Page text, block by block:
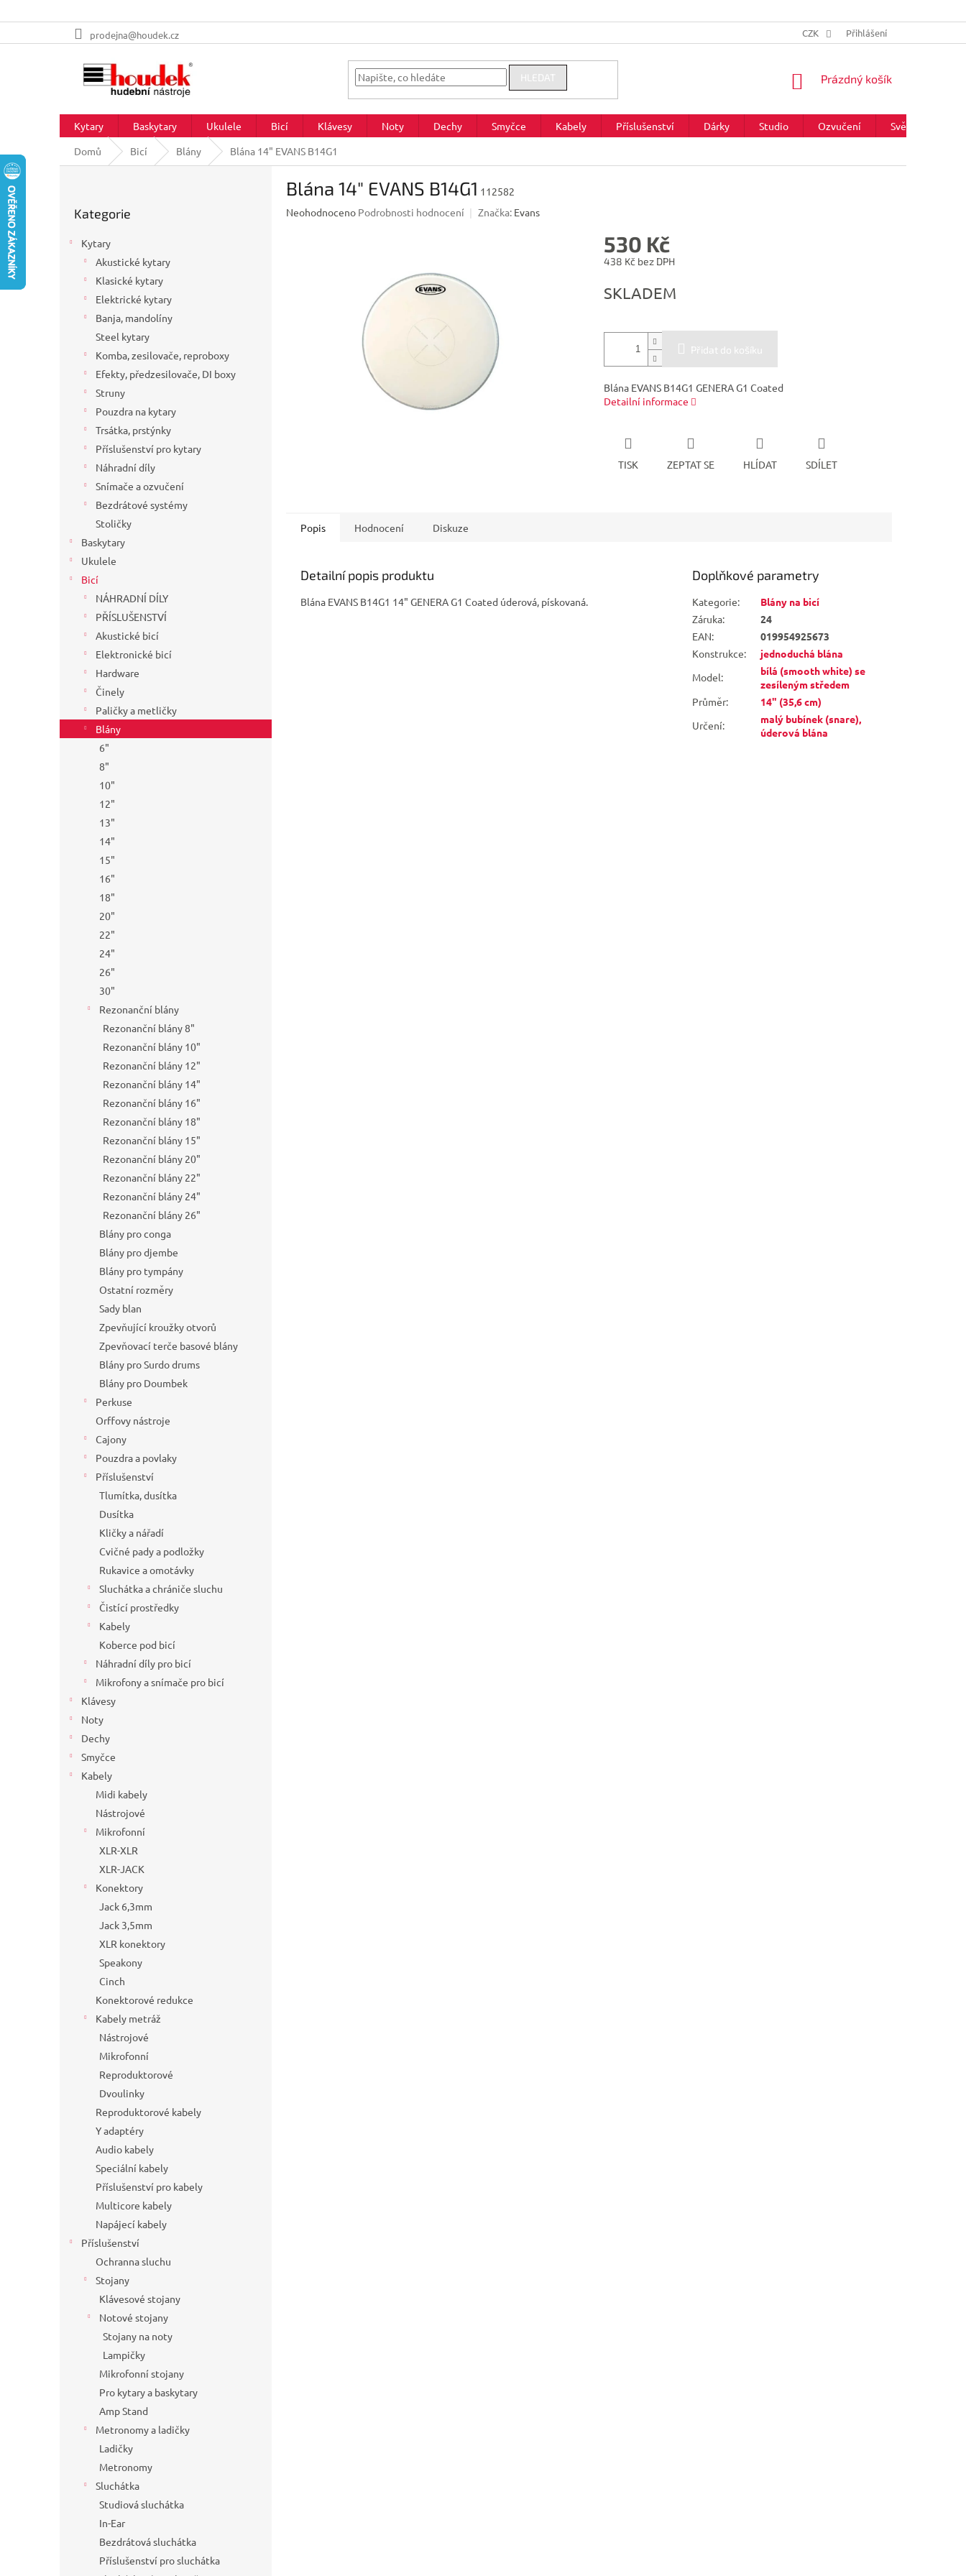
na
prodejna@houdek.cz CZK Přihlášení
HLEDAT
NÁKUPNÍ
Prázdný košík
Kytary Baskytary Ukulele Bicí Klávesy Noty Dechy Smyčce Kabely Příslušenství Dárky Studio Ozvučení Světla
Domů
Bicí Blány Blána 14" EVANS B14G1
kategorie
Kategorie
Kytary
Akustické kytary
Klasické kytary
Elektrické kytary
Banja, mandolíny
Steel kytary
Komba, zesilovače, reproboxy
Efekty, předzesilovače, DI boxy
Struny
Pouzdra na kytary
Trsátka, prstýnky
Příslušenství pro kytary
Náhradní díly
Snímače a ozvučení
Bezdrátové systémy
Stoličky
Baskytary
Ukulele
Bicí
NÁHRADNÍ DÍLY
PŘÍSLUŠENSTVÍ
Akustické bicí
Elektronické bicí
Hardware
Činely
Paličky a metličky
Blány
6"
8"
10"
12"
13"
14"
15"
16"
18"
20"
22"
24"
26"
30"
Rezonanční blány
Rezonanční blány 8"
Rezonanční blány 10"
Rezonanční blány 12"
Rezonanční blány 14"
Rezonanční blány 16"
Rezonanční blány 18"
Rezonanční blány 15"
Rezonanční blány 20"
Rezonanční blány 22"
Rezonanční blány 24"
Rezonanční blány 26"
Blány pro conga
Blány pro djembe
Blány pro tympány
Ostatní rozměry
Sady blan
Zpevňující kroužky otvorů
Zpevňovací terče basové blány
Blány pro Surdo drums
Blány pro Doumbek
Perkuse
Orffovy nástroje
Cajony
Pouzdra a povlaky
Příslušenství
Tlumítka, dusítka
Dusítka
Kličky a nářadí
Cvičné pady a podložky
Rukavice a omotávky
Sluchátka a chrániče sluchu
Čistící prostředky
Kabely
Koberce pod bicí
Náhradní díly pro bicí
Mikrofony a snímače pro bicí
Klávesy
Noty
Dechy
Smyčce
Kabely
Midi kabely
Nástrojové
Mikrofonní
XLR-XLR
XLR-JACK
Konektory
Jack 6,3mm
Jack 3,5mm
XLR konektory
Speakony
Cinch
Konektorové redukce
Kabely metráž
Nástrojové
Mikrofonní
Reproduktorové
Dvoulinky
Reproduktorové kabely
Y adaptéry
Audio kabely
Speciální kabely
Příslušenství pro kabely
Multicore kabely
Napájecí kabely
Příslušenství
Ochranna sluchu
Stojany
Klávesové stojany
Notové stojany
Stojany na noty
Lampičky
Mikrofonní stojany
Pro kytary a baskytary
Amp Stand
Metronomy a ladičky
Ladičky
Metronomy
Sluchátka
Studiová sluchátka
In-Ear
Bezdrátová sluchátka
Příslušenství pro sluchátka
Blána 14" EVANS B14G1 112582
Průměrné
Neohodnoceno Podrobnosti hodnocení Značka: Evans
530 Kč
438 Kč bez DPH
cena:
SKLADEM
Přidat do košíku
Blána EVANS B14G1 GENERA G1 Coated
Detailní informace
TISK ZEPTAT SE HLÍDAT SDÍLET
Popis Hodnocení Diskuze
Detailní popis produktu
Blána EVANS B14G1 14" GENERA G1 Coated úderová, pískovaná.
Doplňkové parametry
Kategorie:
Blány na bicí
Záruka:
24
EAN:
019954925673
Konstrukce:
jednoduchá blána
Model:
bílá (smooth white) se
zesíleným středem
Průměr:
14" (35,6 cm)
Určení:
malý bubínek (snare),
úderová blána